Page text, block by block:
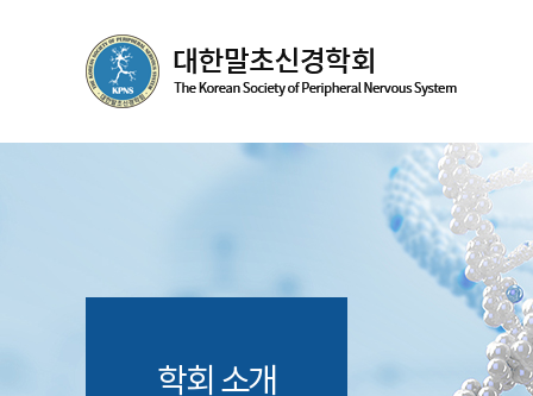
학회 소개